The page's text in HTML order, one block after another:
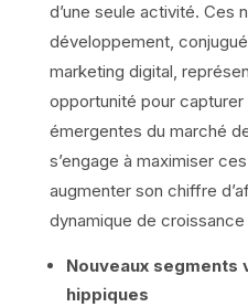
d’une seule activité. Ces
développement,
marketing digital,
opportunité pour
émergentes du marché
s’engage à maximiser
augmenter son chiffre
dynamique de
Nouveaux segments
hippiques